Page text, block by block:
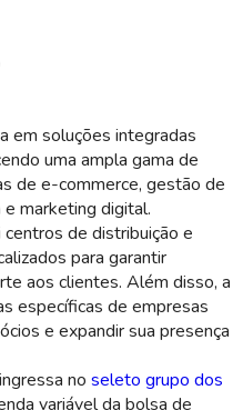
em soluções integradas
uma ampla gama de
de e-commerce, gestão de
marketing digital.
de distribuição e
para garantir
aos clientes. Além disso, a
específicas de empresas
e expandir sua presença
no seleto grupo dos
variável da bolsa de